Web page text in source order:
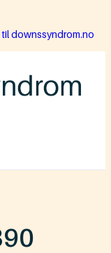
til downssyndrom.no